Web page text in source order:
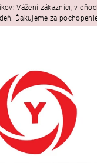
Vážení zákazníci, v
Ďakujeme za